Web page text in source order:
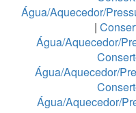
Água/Aquecedor/
|
Água/Aquecedor/
Água/Aquecedor/
Água/Aquecedor/